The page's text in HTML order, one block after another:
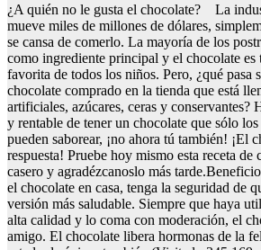
¿A quién no le gusta el chocolate? La
mueve miles de millones de dólares,
se cansa de comerlo. La mayoría de los
como ingrediente principal y el chocolate es
favorita de todos los niños. Pero, ¿qué pasa
chocolate comprado en la tienda que está
artificiales, azúcares, ceras y conservantes?
y rentable de tener un chocolate que sólo
pueden saborear, ¡no ahora tú también! ¡El
respuesta! Pruebe hoy mismo esta receta de
casero y agradézcanoslo más
el chocolate en casa, tenga la seguridad de
versión más saludable. Siempre que haya
alta calidad y lo coma con moderación, el
amigo. El chocolate libera hormonas de la